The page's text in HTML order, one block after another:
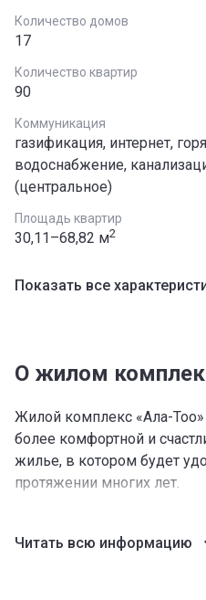
Количество домов
17
Количество квартир
90
Коммуникация
газификация, интернет,
водоснабжение,
(центральное)
Площадь квартир
30,11–68,82 м2
Показать все
О жилом
Жилой комплекс «Ала-
более комфортной и
жилье, в котором будет
протяжении многих лет.
Жилье расположено в
Читать всю информацию